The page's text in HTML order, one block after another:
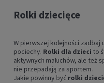
Rolki dziecięce
W pierwszej kolejności
pociechy. Rolki dla dzieci to
aktywnych maluchów, ale też
nie przepadają za sportem.
Jakie powinny być rolki